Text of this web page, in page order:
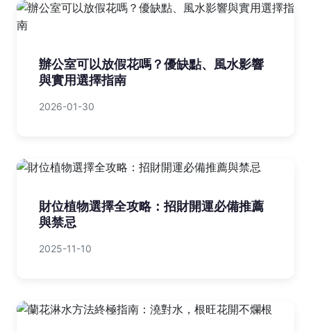
辦公室可以放假花嗎？優缺點、風水影響
與實用選擇指南
2026-01-30
財位植物選擇全攻略：招財開運必備推薦
與禁忌
2025-11-10